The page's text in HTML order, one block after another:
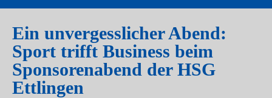
Ein unvergesslicher Abend:
Sport trifft Business beim
Sponsorenabend der HSG
Ettlingen